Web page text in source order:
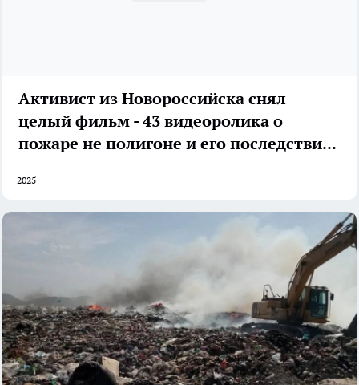
Активист из Новороссийска снял
целый фильм - 43 видеоролика о
пожаре не полигоне и его последствиях
2025